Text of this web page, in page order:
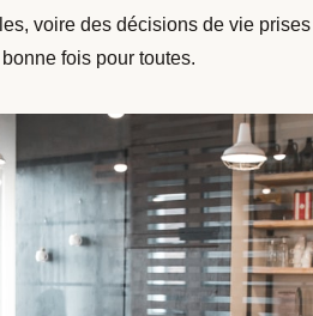
voire des décisions de vie
fois pour toutes.